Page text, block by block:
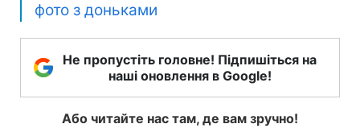
фото з доньками
Не пропустіть головне! Підпишіться на
наші оновлення в Google!
Або читайте нас там, де вам зручно!